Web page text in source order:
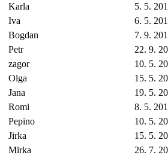
Karla
5. 5.
Iva
6. 5.
Bogdan
7. 9.
Petr
22. 9.
zagor
10. 5.
Olga
15. 5.
Jana
19. 5.
Romi
8. 5.
Pepino
10. 5.
Jirka
15. 5.
Mirka
26. 7.